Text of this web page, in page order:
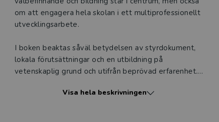
om att engagera hela skolan i ett multiprofessionellt
utvecklingsarbete.
I boken beaktas såväl betydelsen av styrdokument,
lokala förut­sättningar och en utbildning på
vetenskaplig grund och utifrån beprövad erfarenhet.
människor samt bidra till en hälsofrämjande
Visa hela beskrivningen